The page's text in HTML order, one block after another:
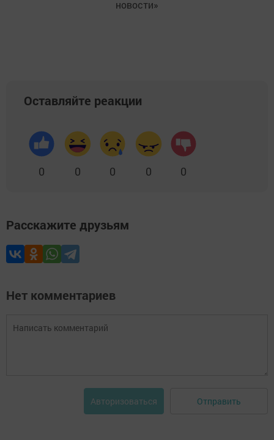
новости»
Оставляйте реакции
0 0 0 0 0
Расскажите друзьям
Нет комментариев
Авторизоваться Отправить